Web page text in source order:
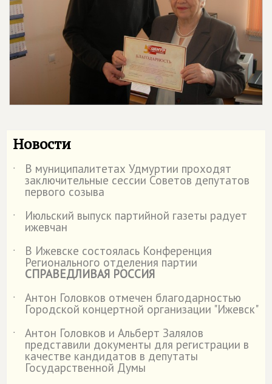
Новости
˙ В муниципалитетах Удмуртии проходят
заключительные сессии Советов депутатов
первого созыва
˙
Июльский выпуск партийной газеты радует
ижевчан
˙
В Ижевске состоялась Конференция
Регионального отделения партии
СПРАВЕДЛИВАЯ РОССИЯ
˙
Антон Головков отмечен благодарностью
Городской концертной организации "Ижевск"
˙
Антон Головков и Альберт Залялов
представили документы для регистрации в
качестве кандидатов в депутаты
Государственной Думы